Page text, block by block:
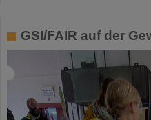
GSI/FAIR auf der